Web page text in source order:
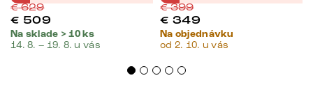
€629
€ 509
Na sklade > 10 ks
14. 8. – 19. 8. u vás
€399
€ 349
Na objednávku
od 2. 10. u vás